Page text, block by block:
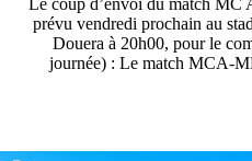
Le coup d’envoi du match MC
prévu vendredi prochain au
Douera à 20h00, pour le
journée) : Le match MCA-